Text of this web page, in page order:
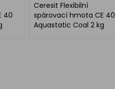
40
Ceresit Flexibilní
spárovací hmota CE 40
Aquastatic Coal 2 kg